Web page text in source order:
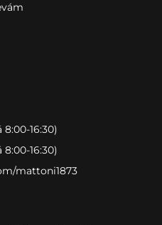
16:30)
16:30)
mattoni1873